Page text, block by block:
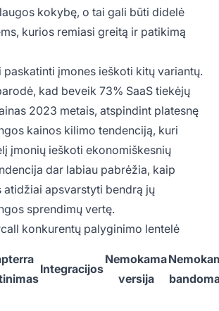
kokybę, o tai gali būti didelė
kurios remiasi greitą ir patikimą
paskatinti įmones ieškoti kitų variantų.
kad beveik 73% SaaS tiekėjų
2023 metais, atspindint platesnę
kainos kilimo tendenciją, kuri
įmonių ieškoti ekonomiškesnių
dar labiau pabrėžia, kaip
atidžiai apsvarstyti bendrą jų
sprendimų vertę.
konkurentų palyginimo lentelė
Integracijos
Nemokama
versija